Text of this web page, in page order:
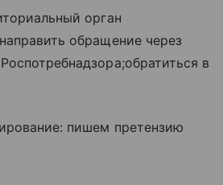
орган
обращение через
в
пишем претензию